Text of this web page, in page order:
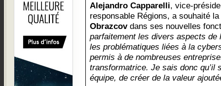
Alejandro Capparelli, vice-
responsable Régions, a souhaité
Obrazcovdans ses nouvelles
parfaitement les divers aspects de
les problématiques liées à la
permis à de nombreuses
transformatrice. Je sais donc qu’il
équipe, de créer de la valeur